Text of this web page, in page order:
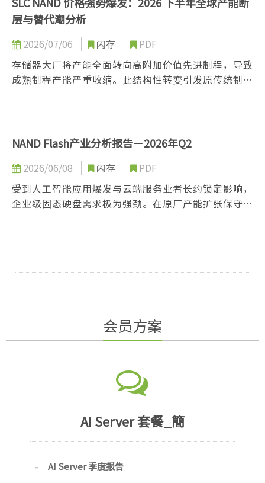
层与替代潮分析
2026/07/06 闪存
PDF
存储器大厂将产能全面转向高附加价值先进制程，导致
成熟制程产能严重收缩。此结构性转变引发原传统制程
下，改以SLC作为替代方案。在需求外溢与供给断层双
性上涨，市场规模由出货量驱动转为价格驱动。
NAND Flash产业分析报告－2026年Q2
2026/06/08 闪存
PDF
受到人工智能应用爆发与云端服务业者长约锁定影响，
企业级固态硬盘需求极为强劲。在原厂产能扩张保守且
会员方案
AI Server 套餐_簡
AI Server 季度报告